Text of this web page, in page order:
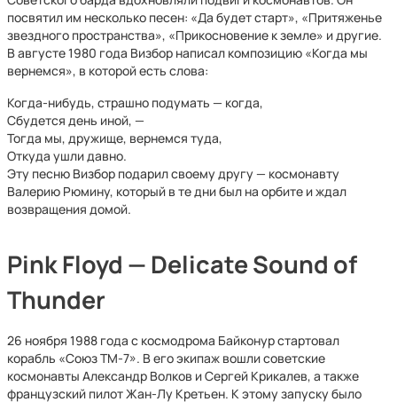
посвятил им несколько песен: «Да будет старт», «Притяженье
звездного пространства», «Прикосновение к земле» и другие.
В августе 1980 года Визбор написал композицию «Когда мы
вернемся», в которой есть слова:
Когда-нибудь, страшно подумать — когда,
Сбудется день иной, —
Тогда мы, дружище, вернемся туда,
Откуда ушли давно.
Эту песню Визбор подарил своему другу — космонавту
Валерию Рюмину, который в те дни был на орбите и ждал
возвращения домой.
Pink Floyd — Delicate Sound of
Thunder
26 ноября 1988 года с космодрома Байконур стартовал
корабль «Союз ТМ-7». В его экипаж вошли советские
космонавты Александр Волков и Сергей Крикалев, а также
французский пилот Жан-Лу Кретьен. К этому запуску было